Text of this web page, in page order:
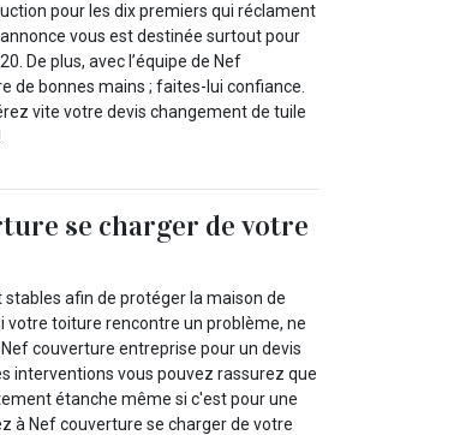
pour les dix premiers qui réclament
vous est destinée surtout pour
De plus, avec l’équipe de Nef
de bonnes mains ; faites-lui confiance.
vite votre devis changement de tuile
se charger de votre
afin de protéger la maison de
votre toiture rencontre un problème, ne
couverture entreprise pour un devis
interventions vous pouvez rassurez que
étanche même si c'est pour une
à Nef couverture se charger de votre